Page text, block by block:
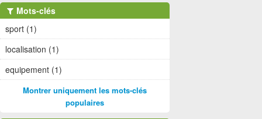
Mots-clés
sport (1)
localisation (1)
equipement (1)
Montrer uniquement les mots-clés
populaires